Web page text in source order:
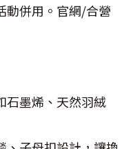
動併用。官網/合營
石墨烯、天然羽絨